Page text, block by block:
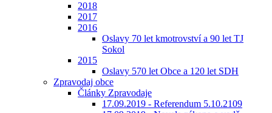
2018
2017
2016
Oslavy 70 let kmotrovství a 90 let TJ
Sokol
2015
Oslavy 570 let Obce a 120 let SDH
Zpravodaj obce
Články Zpravodaje
17.09.2019 - Referendum 5.10.2109